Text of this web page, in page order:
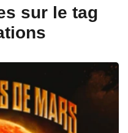
sur le tag